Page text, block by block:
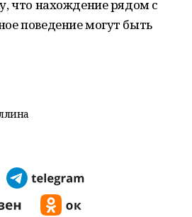
что нахождение рядом с
поведение могут быть